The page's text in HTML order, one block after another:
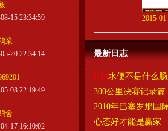
15 23:34:59
業
20 22:34:14
03 22:19:49
舍
17 16:10:02
2015-
最新日志
[转]水便不是什么
300公里决赛记录
2010年巴塞罗那国
心态好才能是赢家